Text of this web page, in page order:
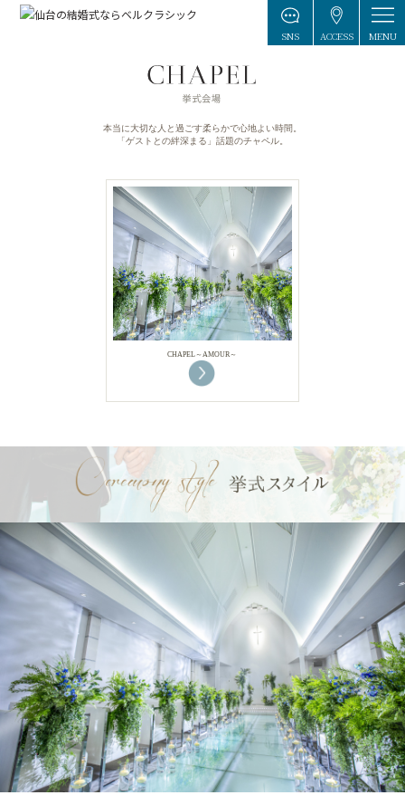
SNS ACCESS MENU
本当に大切な人と過ごす柔らかで心地よい時間。
「ゲストとの絆深まる」話題のチャペル。
CHAPEL～AMOUR～